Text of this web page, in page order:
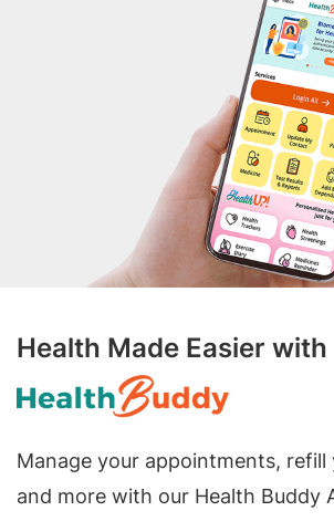
Health Made Easier with
Manage your appointments, refill
and more with our Health Buddy